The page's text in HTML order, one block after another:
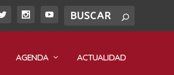
AGENDA ACTUALIDAD